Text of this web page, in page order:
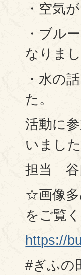
・空気
・ブル
なりまし
・水の
た。
活動に
いまし
担当 谷
☆画像多
をご覧
https://
#ぎふ